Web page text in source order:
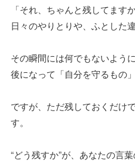
「それ、ちゃんと残してますか
日々のやりとりや、ふとした違
その瞬間には何でもないように
後になって「自分を守るもの
ですが、ただ残しておくだけ
す。
“どう残すか”が、あなたの言